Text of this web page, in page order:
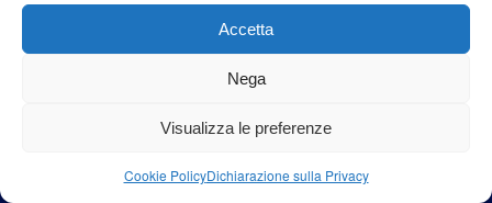
Accetta
Nega
Visualizza le preferenze
Cookie PolicyDichiarazione sulla Privacy